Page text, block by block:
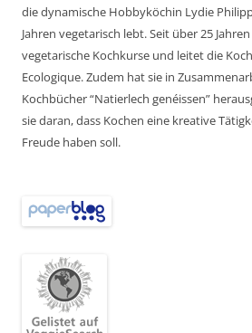
die dynamische Hobbyköchin Lydie
Jahren vegetarisch lebt. Seit über 25
vegetarische Kochkurse und leitet die
Ecologique. Zudem hat sie in
Kochbücher “Natierlech genéissen”
sie daran, dass Kochen eine kreative
Freude haben soll.